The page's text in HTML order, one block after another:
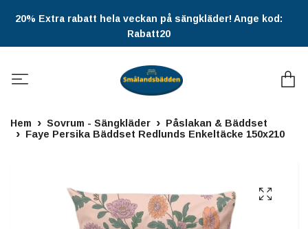
20% Extra rabatt hela veckan på sängkläder! Ange kod:
Rabatt20
Hem Sovrum - Sängkläder
Påslakan & Bäddset
Faye Persika Bäddset Redlunds Enkeltäcke 150x210